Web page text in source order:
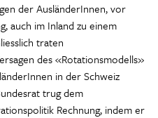
der AusländerInnen, vor
auch im Inland zu einem
traten
des «Rotationsmodells»
in der Schweiz
trug dem
Rechnung, indem er